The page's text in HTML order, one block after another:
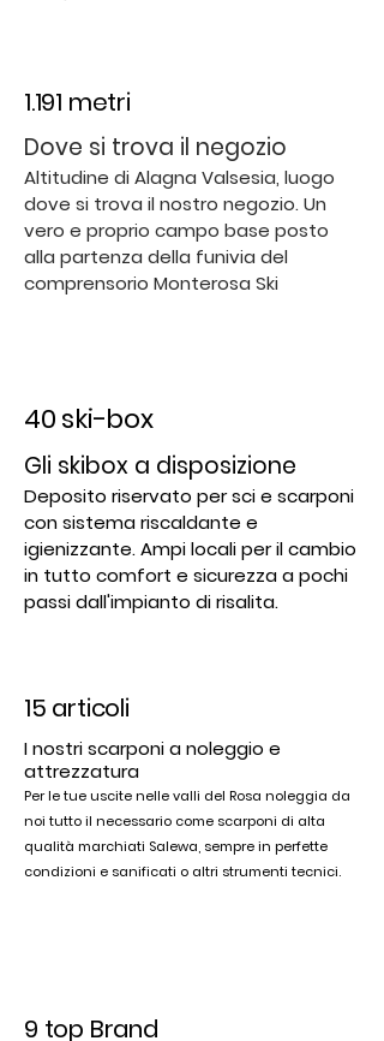
1.191 metri
​Dove si trova il negozio
Altitudine di Alagna Valsesia, luogo
dove si trova il nostro negozio. Un
vero e proprio campo base posto
alla partenza della funivia del
comprensorio Monterosa Ski
40 ski-box
Gli skibox a disposizione
Deposito riservato per sci e scarponi
con sistema riscaldante e
igienizzante. Ampi locali per il cambio
in tutto comfort e sicurezza a pochi
passi dall'impianto di risalita.
15 articoli
I nostri scarponi a noleggio e
attrezzatura
Per le tue uscite nelle valli del Rosa noleggia da
noi tutto il necessario come scarponi di alta
qualità marchiati Salewa, sempre in perfette
condizioni e sanificati o altri strumenti tecnici.
9 top Brand